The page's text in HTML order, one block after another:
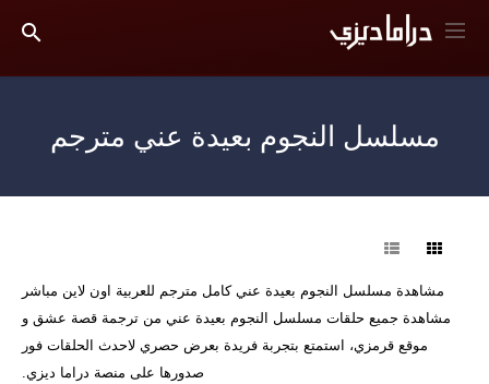
مسلسل النجوم بعيدة عني مترجم
مشاهدة مسلسل النجوم بعيدة عني كامل مترجم للعربية اون لاين مباشر
مشاهدة جميع حلقات مسلسل النجوم بعيدة عني من ترجمة قصة عشق و
موقع قرمزي، استمتع بتجربة فريدة بعرض حصري لاحدث الحلقات فور
صدورها على منصة دراما ديزي.